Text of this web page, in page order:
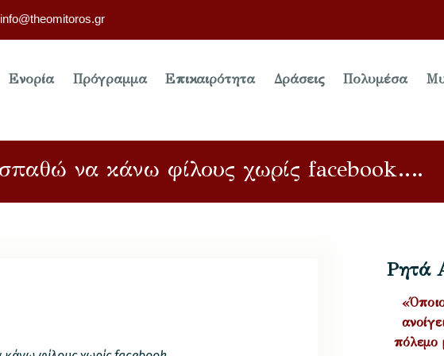
info@theomitoros.gr
Ενορία Πρόγραμμα Επικαιρότητα Δράσεις Πολυμέσα
να κάνω φίλους χωρίς facebook….
Ρητά
πόλεμο